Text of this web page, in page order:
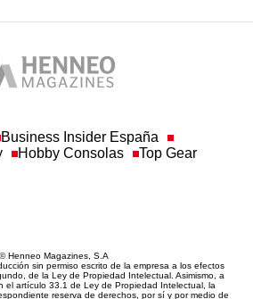
Business Insider España
sus redactores o autores.